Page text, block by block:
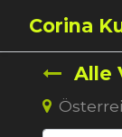
Corina
Alle